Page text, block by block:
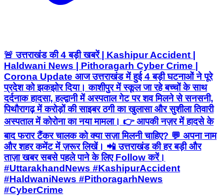
🚨 उत्तराखंड की 4 बड़ी खबरें | Kashipur Accident |
Haldwani News | Pithoragarh Cyber Crime |
Corona Update आज उत्तराखंड में हुई 4 बड़ी घटनाओं ने पूरे
प्रदेश को झकझोर दिया। काशीपुर में स्कूल जा रहे बच्चों के साथ
दर्दनाक हादसा, हल्द्वानी में अस्पताल गेट पर शव मिलने से सनसनी,
पिथौरागढ़ में करोड़ों की साइबर ठगी का खुलासा और सुशीला तिवारी
अस्पताल में कोरोना का नया मामला। 👉 आपकी नज़र में हादसे के
बाद फरार टैंकर चालक को क्या सज़ा मिलनी चाहिए? 💬 अपना नाम
और शहर कमेंट में ज़रूर लिखें। 📲 उत्तराखंड की हर बड़ी और
ताज़ा खबर सबसे पहले पाने के लिए Follow करें।
#UttarakhandNews #KashipurAccident
#HaldwaniNews #PithoragarhNews
#CyberCrime